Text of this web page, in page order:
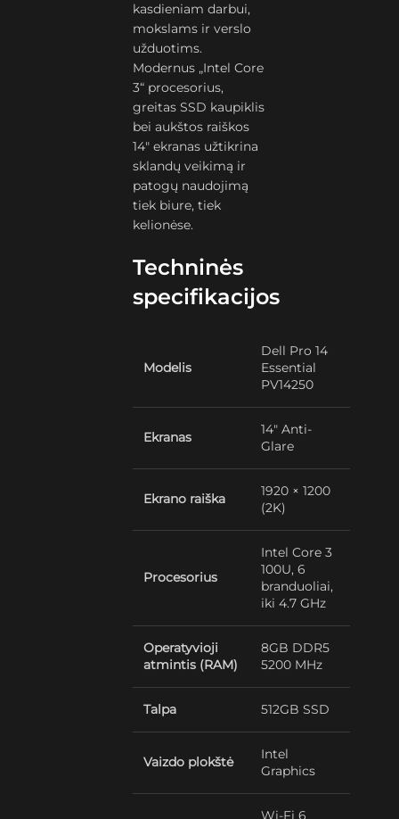
kasdieniam darbui,
mokslams ir verslo
užduotims.
Modernus „Intel Core
3“ procesorius,
greitas SSD kaupiklis
bei aukštos raiškos
14″ ekranas užtikrina
sklandų veikimą ir
patogų naudojimą
tiek biure, tiek
kelionėse.
Techninės
specifikacijos
Modelis
Dell Pro 14
Essential
PV14250
Ekranas
14″ Anti-
Glare
Ekrano raiška
1920 × 1200
(2K)
Procesorius
Intel Core 3
100U, 6
branduoliai,
iki 4.7 GHz
Operatyvioji
atmintis (RAM)
8GB DDR5
5200 MHz
Talpa 512GB SSD
Vaizdo plokštė
Intel
Graphics
Wi-Fi 6